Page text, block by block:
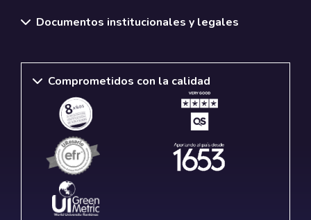
Documentos institucionales y legales
Comprometidos con la calidad